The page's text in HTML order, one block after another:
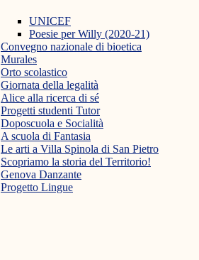
UNICEF
Poesie per Willy (2020-21)
Convegno nazionale di bioetica
Murales
Orto scolastico
Giornata della legalità
Alice alla ricerca di sé
Progetti studenti Tutor
Doposcuola e Socialità
A scuola di Fantasia
Le arti a Villa Spinola di San Pietro
Scopriamo la storia del Territorio!
Genova Danzante
Progetto Lingue